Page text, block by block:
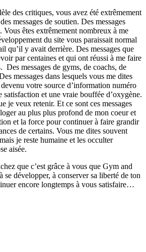
des critiques, vous avez été extrêmement
messages de soutien. Des messages
êtes extrêmement nombreux à me
du site vous paraissait normal
qu’il y avait derrière. Des messages que
par centaines et qui ont réussi à me faire
Des messages de gyms, de coachs, de
messages dans lesquels vous me dites
votre source d’information numéro
satisfaction et une vraie bouffée d’oxygène.
je veux retenir. Et ce sont ces messages
au plus plus profond de mon coeur et
et la force pour continuer à faire grandir
de certains. Vous me dites souvent
je reste humaine et les occulter
aisée.
que c’est grâce à vous que Gym and
développer, à conserver sa liberté de ton
encore longtemps à vous satisfaire…